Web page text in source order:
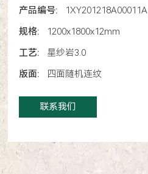
产品编号:
1XY201218A00011A
规格:
1200x1800x12mm
工艺:
星纱岩3.0
版面:
四面随机连纹
联系我们